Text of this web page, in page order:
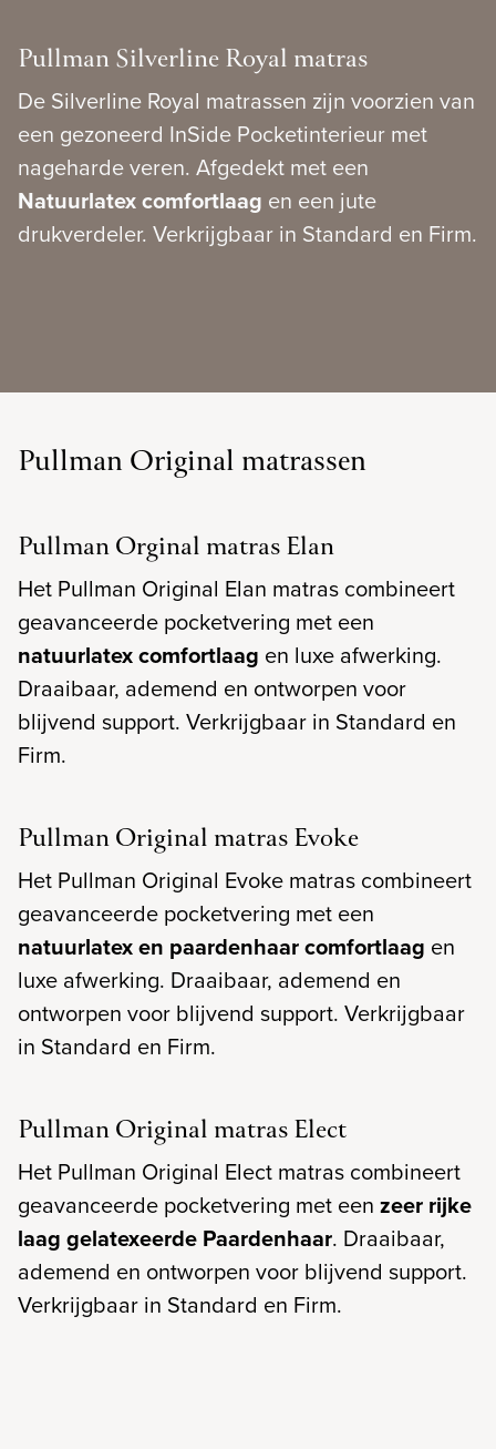
Pullman Silverline Royal matras
De Silverline Royal matrassen zijn voorzien van
een gezoneerd InSide Pocketinterieur met
nageharde veren. Afgedekt met een
Natuurlatex comfortlaag en een jute
drukverdeler. Verkrijgbaar in Standard en Firm.
Pullman Original matrassen
Pullman Orginal matras Elan
Het Pullman Original Elan matras combineert
geavanceerde pocketvering met een
natuurlatex comfortlaag en luxe afwerking.
Draaibaar, ademend en ontworpen voor
blijvend support. Verkrijgbaar in Standard en
Firm.
Pullman Original matras Evoke
Het Pullman Original Evoke matras combineert
geavanceerde pocketvering met een
natuurlatex en paardenhaar comfortlaag en
luxe afwerking. Draaibaar, ademend en
ontworpen voor blijvend support. Verkrijgbaar
in Standard en Firm.
Pullman Original matras Elect
Het Pullman Original Elect matras combineert
geavanceerde pocketvering met een zeer rijke
laag gelatexeerde Paardenhaar. Draaibaar,
ademend en ontworpen voor blijvend support.
Verkrijgbaar in Standard en Firm.